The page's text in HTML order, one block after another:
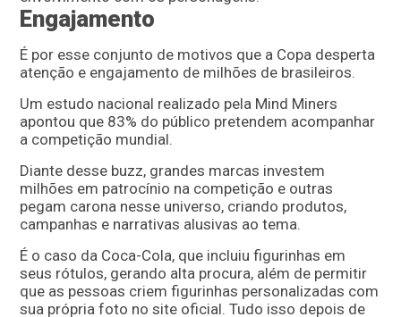
Engajamento
É por esse conjunto de motivos que a Copa desperta
atenção e engajamento de milhões de brasileiros.
Um estudo nacional realizado pela Mind Miners
apontou que 83% do público pretendem acompanhar
a competição mundial.
Diante desse buzz, grandes marcas investem
milhões em patrocínio na competição e outras
pegam carona nesse universo, criando produtos,
campanhas e narrativas alusivas ao tema.
É o caso da Coca-Cola, que incluiu figurinhas em
seus rótulos, gerando alta procura, além de permitir
que as pessoas criem figurinhas personalizadas com
sua própria foto no site oficial. Tudo isso depois de